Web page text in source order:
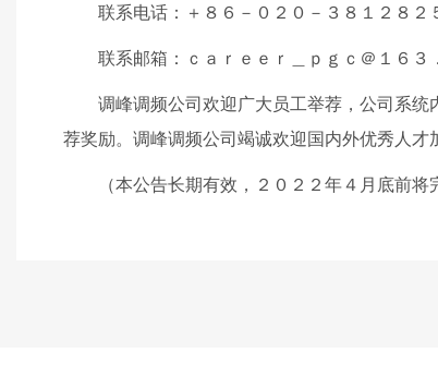
联系电话：＋８６－０２０－３８１２８２
联系邮箱：ｃａｒｅｅｒ＿ｐｇｃ＠１６３
调峰调频公司欢迎广大员工举荐，公司系
荐奖励。调峰调频公司竭诚欢迎国内外优秀人才
（本公告长期有效，２０２２年４月底前将